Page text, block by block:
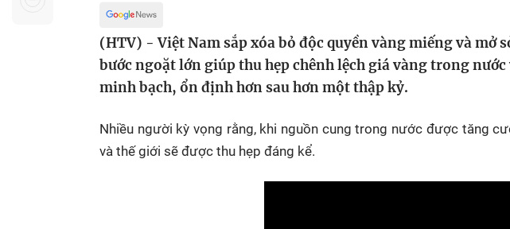
Sự kiện quan tâm
Chuyên đề
Không gian văn hóa
Hồ Chí Minh
Chuyển đổi số
Thành phố không
ngủ
Chậm
Bé xem gì
Mái ấm gia đình
Phim truyền
Phim tài liệu
(HTV) - Việt Nam sắp xóa bỏ độc quyền vàng miếng và mở
bước ngoặt lớn giúp thu hẹp chênh lệch giá vàng trong
minh bạch, ổn định hơn sau hơn một thập kỷ.
Nhiều người kỳ vọng rằng, khi nguồn cung trong nước được tăng
và thế giới sẽ được thu hẹp đáng kể.